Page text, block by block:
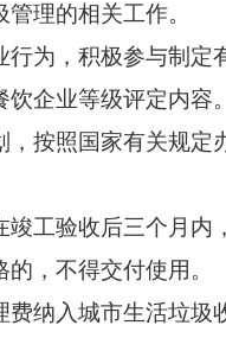
理的相关工作。
为，积极参与制定
企业等级评定内容。
按照国家有关规定
工验收后三个月内
，不得交付使用。
纳入城市生活垃圾